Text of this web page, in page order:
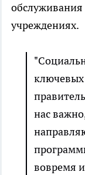
обслуживания
учреждениях.
нас
вовремя